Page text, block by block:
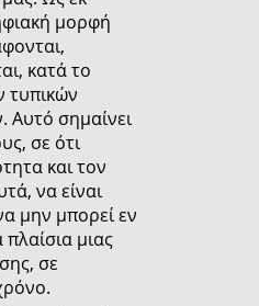
μορφή
κατά το
τυπικών
Αυτό σημαίνει
σε ότι
και τον
να είναι
μην μπορεί εν
πλαίσια μιας
σε